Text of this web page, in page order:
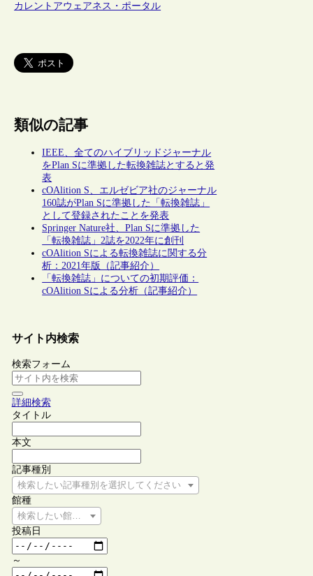
カレントアウェアネス・ポータル
類似の記事
IEEE、全てのハイブリッドジャーナル
をPlan Sに準拠した転換雑誌とすると発
表
cOAlition S、エルゼビア社のジャーナル
160誌がPlan Sに準拠した「転換雑誌」
として登録されたことを発表
Springer Nature社、Plan Sに準拠した
「転換雑誌」2誌を2022年に創刊
cOAlition Sによる転換雑誌に関する分
析：2021年版（記事紹介）
「転換雑誌」についての初期評価：
cOAlition Sによる分析（記事紹介）
サイト内検索
検索フォーム
詳細検索
タイトル
本文
記事種別
検索したい記事種別を選択してください
館種
検索したい館種を選択してください
投稿日
～